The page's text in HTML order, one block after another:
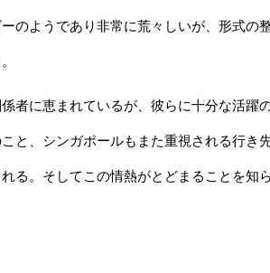
のようであり非常に荒々しいが、形式の
者に恵まれているが、彼らに十分な活躍
と、シンガポールもまた重視される行
る。そしてこの情熱がとどまることを知